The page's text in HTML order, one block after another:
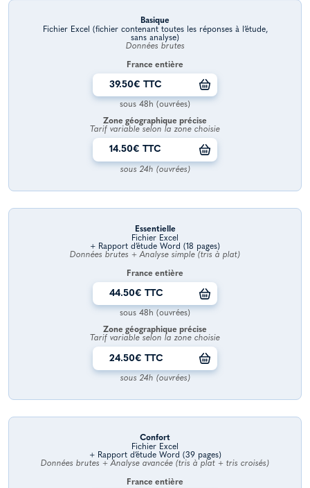
Basique
Fichier Excel (fichier contenant toutes les réponses à l’étude,
sans analyse)
Données brutes
France entière
39.50€ TTC
sous 48h (ouvrées)
Zone géographique précise
Tarif variable selon la zone choisie
14.50€ TTC
sous 24h (ouvrées)
Essentielle
Fichier Excel
+ Rapport d’étude Word (18 pages)
Données brutes + Analyse simple (tris à plat)
France entière
44.50€ TTC
sous 48h (ouvrées)
Zone géographique précise
Tarif variable selon la zone choisie
24.50€ TTC
sous 24h (ouvrées)
Confort
Fichier Excel
+ Rapport d’étude Word (39 pages)
Données brutes + Analyse avancée (tris à plat + tris croisés)
France entière